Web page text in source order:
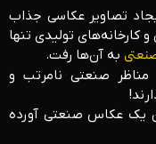
تصاویر عکاسی جذاب
کارخانه‌های تولیدی تنها
به آن‌ها رفت.
مناظر صنعتی نامرتب و
عنوان یک عکاس صنعتی آورده